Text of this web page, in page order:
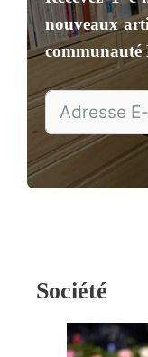
nouveaux
communauté
Société